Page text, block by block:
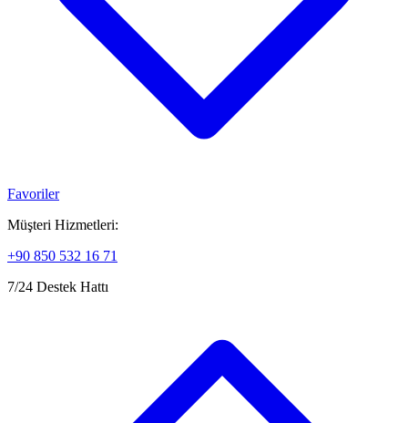
Favoriler
Müşteri Hizmetleri:
+90 850 532 16 71
7/24 Destek Hattı